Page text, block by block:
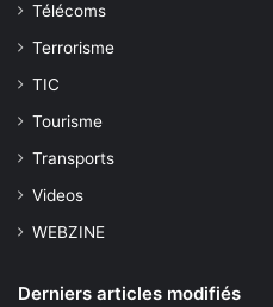
Télécoms
Terrorisme
TIC
Tourisme
Transports
Videos
WEBZINE
Derniers articles modifiés